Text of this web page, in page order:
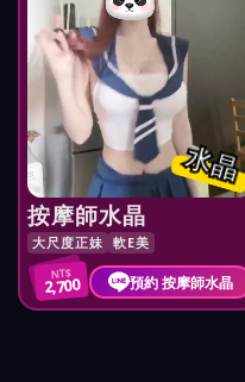
水晶
按摩師水晶
大尺度正妹 軟E美
NT$
2,700 預約 按摩師水晶